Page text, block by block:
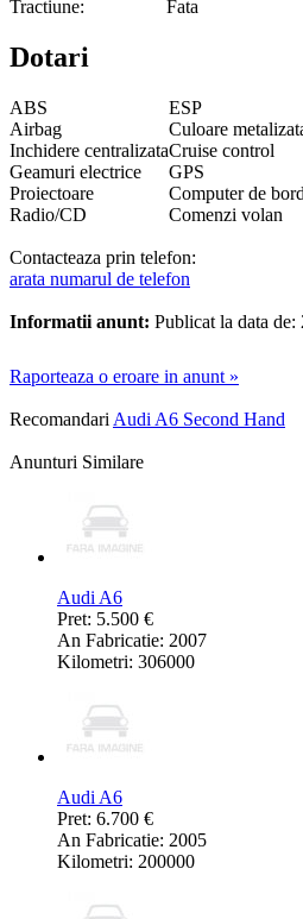
Tractiune:
Fata
Dotari
ABS ESP
Airbag
Culoare
Inchidere centralizataCruise control
Geamuri electrice
GPS
Proiectoare
Computer de bord
Radio/CD
Comenzi volan
Contacteaza prin telefon:
arata numarul de telefon
Informatii anunt: Publicat la data
Raporteaza o eroare in anunt »
Recomandari Audi A6 Second Hand
Anunturi Similare
Audi A6
Pret: 5.500 €
An Fabricatie: 2007
Kilometri: 306000
Audi A6
Pret: 6.700 €
An Fabricatie: 2005
Kilometri: 200000